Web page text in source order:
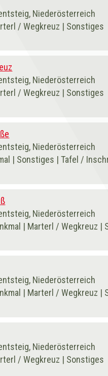
Niederösterreich
/ Wegkreuz | Sonstiges
Niederösterreich
/ Wegkreuz | Sonstiges
Niederösterreich
| Sonstiges | Tafel /
Niederösterreich
| Marterl / Wegkreuz |
Niederösterreich
| Marterl / Wegkreuz |
Niederösterreich
/ Wegkreuz | Sonstiges